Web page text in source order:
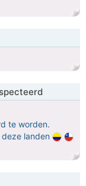
te worden.
landen